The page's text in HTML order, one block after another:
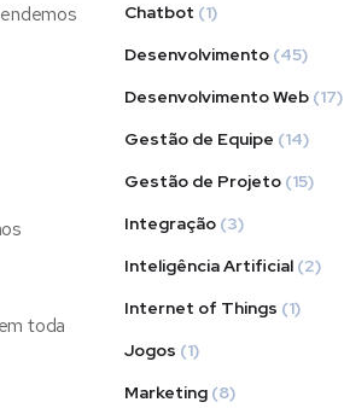
toda
Chatbot (1)
Desenvolvimento (45)
Desenvolvimento Web (17)
Gestão de Equipe (14)
Gestão de Projeto (15)
Integração (3)
Inteligência Artificial (2)
Internet of Things (1)
Jogos (1)
Marketing (8)